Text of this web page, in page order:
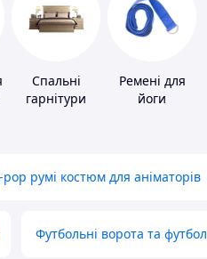
Спальні
гарнітури
Ремені для
йоги
pop румі костюм для аніматорів
Футбольні ворота та